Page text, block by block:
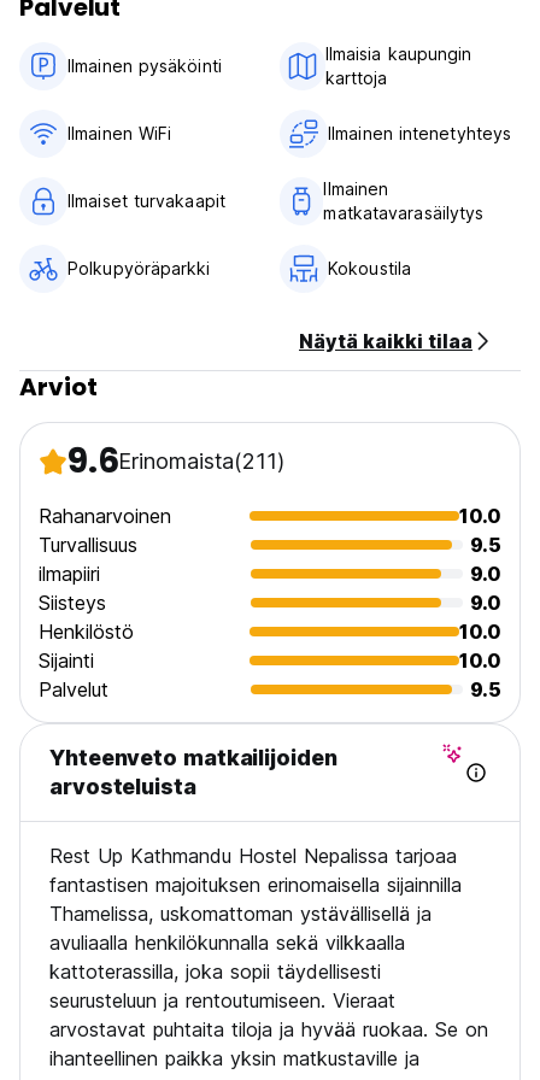
Palvelut
Ilmainen pysäköinti
Ilmaisia ​​kaupungin
karttoja
Ilmainen WiFi Ilmainen intenetyhteys
Ilmaiset turvakaapit
Ilmainen
matkatavarasäilytys
Polkupyöräparkki Kokoustila
Näytä kaikki tilaa
Arviot
9.6Erinomaista(211)
Rahanarvoinen
10.0
Turvallisuus
9.5
ilmapiiri
9.0
Siisteys
9.0
Henkilöstö
10.0
Sijainti
10.0
Palvelut
9.5
Yhteenveto matkailijoiden
arvosteluista
Rest Up Kathmandu Hostel Nepalissa tarjoaa
fantastisen majoituksen erinomaisella sijainnilla
Thamelissa, uskomattoman ystävällisellä ja
avuliaalla henkilökunnalla sekä vilkkaalla
kattoterassilla, joka sopii täydellisesti
seurusteluun ja rentoutumiseen. Vieraat
arvostavat puhtaita tiloja ja hyvää ruokaa. Se on
ihanteellinen paikka yksin matkustaville ja